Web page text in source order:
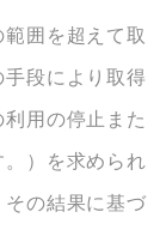
囲を超えて取
段により取得
用の停止また
）を求められ
の結果に基づ